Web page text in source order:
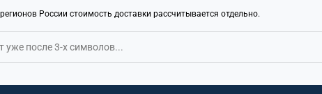
России стоимость доставки рассчитывается отдельно.